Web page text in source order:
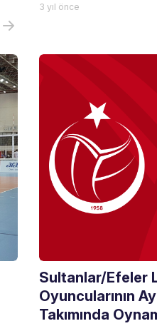
3 yıl önce
Sultanlar/Efeler
Oyuncularının
Takımında